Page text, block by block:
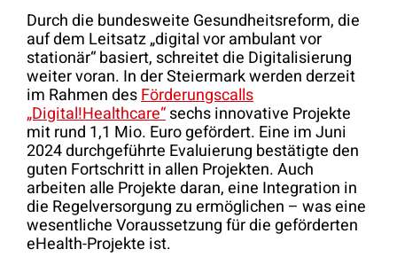
Durch die bundesweite Gesundheitsreform, die
auf dem Leitsatz „digital vor ambulant vor
stationär“ basiert, schreitet die Digitalisierung
weiter voran. In der Steiermark werden derzeit
im Rahmen desFörderungscalls
„Digital!Healthcare“sechs innovative Projekte
mit rund 1,1 Mio. Euro gefördert. Eine im Juni
2024 durchgeführte Evaluierung bestätigte den
guten Fortschritt in allen Projekten. Auch
arbeiten alle Projekte daran, eine Integration in
die Regelversorgung zu ermöglichen – was eine
wesentliche Voraussetzung für die geförderten
eHealth-Projekte ist.